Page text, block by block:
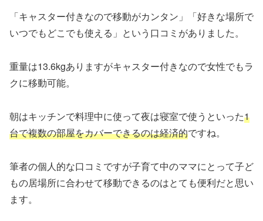
「キャスター付きなので移動がカンタン」「好きな場所で
いつでもどこでも使える」という口コミがありました。
重量は13.6kgありますがキャスター付きなので女性でもラ
クに移動可能。
朝はキッチンで料理中に使って夜は寝室で使うといった1
台で複数の部屋をカバーできるのは経済的ですね。
筆者の個人的な口コミですが子育て中のママにとって子ど
もの居場所に合わせて移動できるのはとても便利だと思い
ます。